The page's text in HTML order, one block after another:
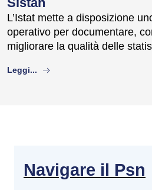
L’Istat mette a disposizione
operativo per documentare,
migliorare la qualità delle
Leggi... about
Navigare il Psn